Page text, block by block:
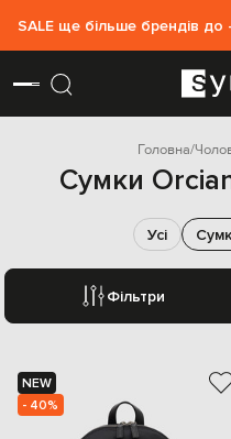
SALE ще більше брендів до
Головна
Сумки
Фільтри
Усі
NEW
- 40%